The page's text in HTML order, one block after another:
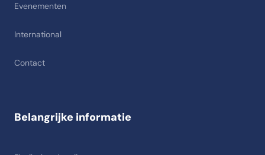
Evenementen
International
Contact
Belangrijke informatie